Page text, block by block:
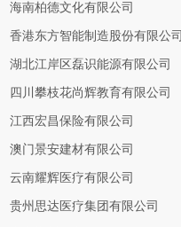
海南柏德文化有限公司
香港东方智能制造股份有限公司
湖北江岸区磊识能源有限公司
四川攀枝花尚辉教育有限公司
江西宏昌保险有限公司
澳门景安建材有限公司
云南耀辉医疗有限公司
贵州思达医疗集团有限公司